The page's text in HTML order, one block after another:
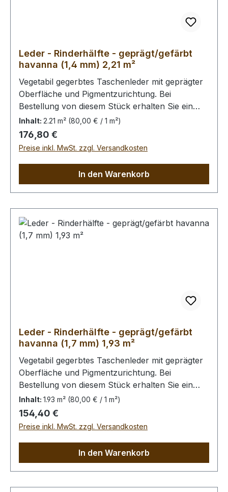
Leder - Rinderhälfte - geprägt/gefärbt
havanna (1,4 mm) 2,21 m²
Vegetabil gegerbtes Taschenleder mit geprägter
Oberfläche und Pigmentzurichtung. Bei
Bestellung von diesem Stück erhalten Sie ein
2,21 m² großes Leder. Das Kernstück ist 160 cm
x 65 cm groß (siehe Foto 2).
Inhalt: 2.21 m² (80,00 € / 1 m²)
Regulärer Preis:
176,80 €
Preise inkl. MwSt. zzgl. Versandkosten
In den Warenkorb
Leder - Rinderhälfte - geprägt/gefärbt
havanna (1,7 mm) 1,93 m²
Vegetabil gegerbtes Taschenleder mit geprägter
Oberfläche und Pigmentzurichtung. Bei
Bestellung von diesem Stück erhalten Sie ein
1,93 m² großes Leder. Das Kernstück ist 150 cm x
65 cm groß (siehe Foto 2).
Inhalt: 1.93 m² (80,00 € / 1 m²)
Regulärer Preis:
154,40 €
Preise inkl. MwSt. zzgl. Versandkosten
In den Warenkorb